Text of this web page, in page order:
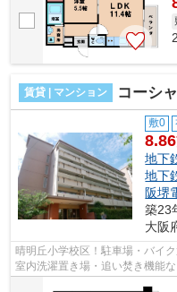
賃貸 | マンション コーシ
敷0
8.86
地下
地下
阪堺
築23
大阪
晴明丘小学校区！駐車場・バイ
室内洗濯置き場・追い焚き機能などの設備完備！ 阪